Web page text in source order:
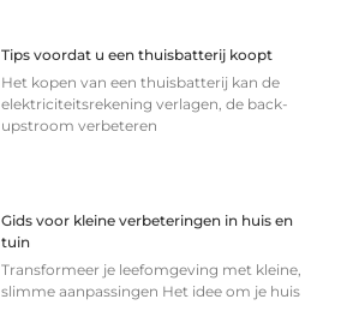
Tips voordat u een thuisbatterij koopt
Het kopen van een thuisbatterij kan de
elektriciteitsrekening verlagen, de back-
upstroom verbeteren
Gids voor kleine verbeteringen in huis en
tuin
Transformeer je leefomgeving met kleine,
slimme aanpassingen Het idee om je huis